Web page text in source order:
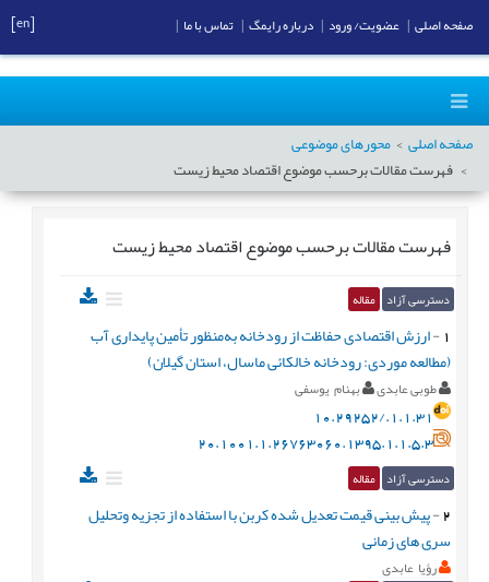
صفحه اصلی
محورهای موضوعی
فهرست مقالات برحسب موضوعاقتصاد محیط زیست
فهرست مقالات برحسب موضوعاقتصاد محیط زیست
دسترسی آزاد مقاله
-ارزش اقتصادی حفاظت از رودخانه به‌منظور تأمین پایداری آب
(مطالعه موردی: رودخانه خالکائی ماسال، استان گیلان)
طوبی عابدی بهنام یوسفی
10.29252/.1.1.31
20.1001.1.26763060.1395.1.1.5.3
دسترسی آزاد مقاله
2
-پیش بینی قیمت تعدیل شده کربن با استفاده از تجزیه وتحلیل
سری های زمانی
رؤیا عابدی
صفحه اصلی عضویت/ ورود درباره رایمگ تماس با ما